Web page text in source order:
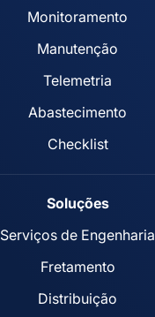
Monitoramento
Manutenção
Telemetria
Abastecimento
Checklist
Soluções
Serviços de Engenharia
Fretamento
Distribuição